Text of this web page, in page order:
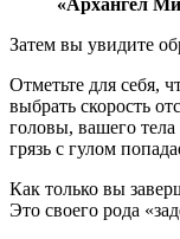
«Архангел
Затем вы увидите
Отметьте для себя,
выбрать скорость
головы, вашего
грязь с гулом
Как только вы
Это своего рода